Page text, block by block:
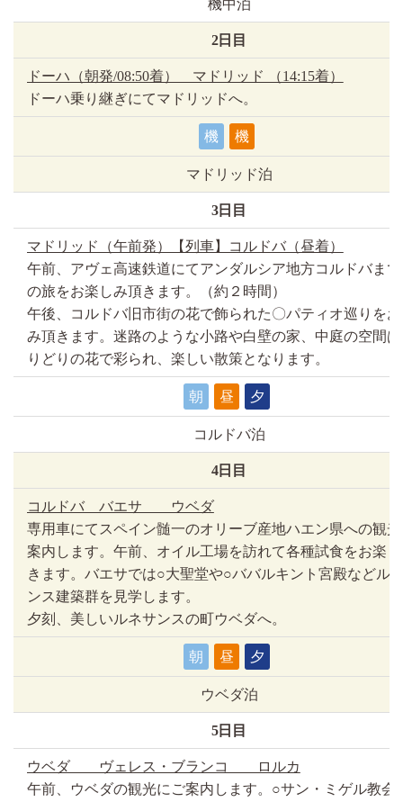
機中泊
2日目
ドーハ（朝発/08:50着） マドリッド （14:15着）
ドーハ乗り継ぎにてマドリッドへ。
機 機
マドリッド泊
3日目
マドリッド（午前発）【列車】コルドバ（昼着）
午前、アヴェ高速鉄道にてアンダルシア地方コルドバま
の旅をお楽しみ頂きます。（約２時間）
午後、コルドバ旧市街の花で飾られた〇パティオ巡りを
み頂きます。迷路のような小路や白壁の家、中庭の空間
りどりの花で彩られ、楽しい散策となります。
朝 昼 夕
コルドバ泊
4日目
コルドバ バエサ ウベダ
専用車にてスペイン髄一のオリーブ産地ハエン県への観
案内します。午前、オイル工場を訪れて各種試食をお楽
きます。バエサでは○大聖堂や○ババルキント宮殿などル
ンス建築群を見学します。
夕刻、美しいルネサンスの町ウベダへ。
朝 昼 夕
ウベダ泊
5日目
ウベダ ヴェレス・ブランコ ロルカ
午前、ウベダの観光にご案内します。○サン・ミゲル教